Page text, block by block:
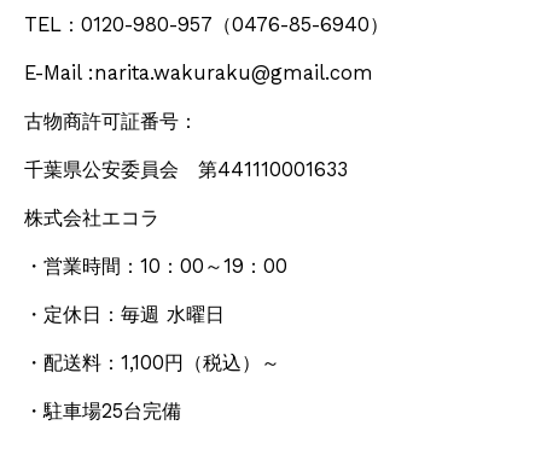
TEL：0120-980-957 （0476-85-6940）
E-Mail :narita.wakuraku@gmail.com
古物商許可証番号：
千葉県公安委員会 第441110001633
株式会社エコラ
・営業時間：10：00～19：00
・定休日：毎週 水曜日
・配送料：1,100円 （税込） ～
・駐車場25台完備